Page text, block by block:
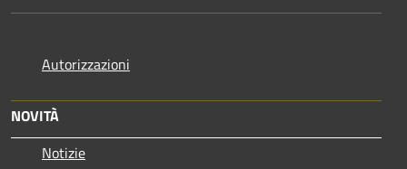
Autorizzazioni
NOVITÀ
Notizie